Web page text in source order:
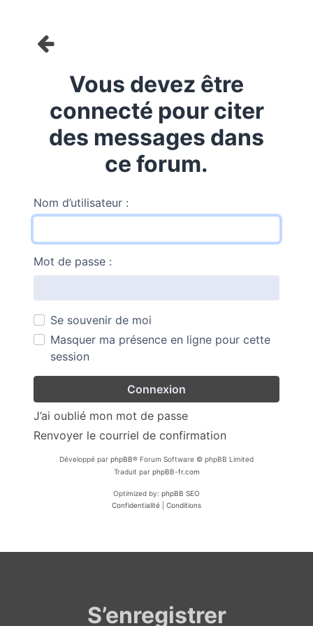
Vous devez être
connecté pour citer
des messages dans
ce forum.
Nom d’utilisateur :
Mot de passe :
Se souvenir de moi
Masquer ma présence en ligne pour cette
session
J’ai oublié mon mot de passe
Renvoyer le courriel de confirmation
Développé par phpBB® Forum Software © phpBB Limited
Traduit par phpBB-fr.com
Optimized by: phpBB SEO
Confidentialité
Conditions
S’enregistrer